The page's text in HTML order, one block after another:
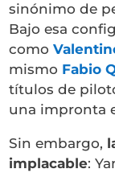
sinónimo de
Bajo esa
como
mismo Fabio
títulos de
una impronta
Sin embargo,
implacable: